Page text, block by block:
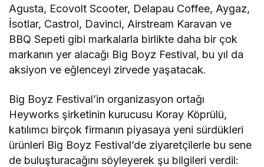
Agusta, Ecovolt Scooter, Delapau Coffee, Aygaz,
İsotlar, Castrol, Davinci, Airstream Karavan ve
BBQ Sepeti gibi markalarla birlikte daha bir çok
markanın yer alacağı Big Boyz Festival, bu yıl da
aksiyon ve eğlenceyi zirvede yaşatacak.
Big Boyz Festival’in organizasyon ortağı
Heyworks şirketinin kurucusu Koray Köprülü,
katılımcı birçok firmanın piyasaya yeni sürdükleri
ürünleri Big Boyz Festival’de ziyaretçilerle bu sene
de buluşturacağını söyleyerek şu bilgileri verdil: